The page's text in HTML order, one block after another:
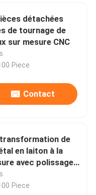
détachées
de tournage de
sur mesure CNC
Piece
Contact
de
en laiton à la
avec polissage
Piece